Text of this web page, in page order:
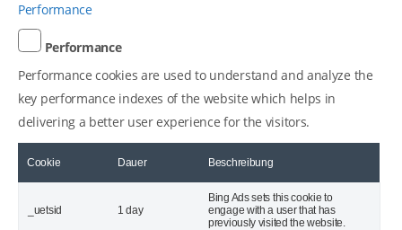
Performance
Performance
Performance cookies are used to understand and analyze the
key performance indexes of the website which helps in
delivering a better user experience for the visitors.
Cookie Dauer Beschreibung
_uetsid 1 day
Bing Ads sets this cookie to
engage with a user that has
previously visited the website.